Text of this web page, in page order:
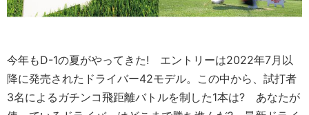
今年もD-1の夏がやってきた! エントリーは2022年7月以
降に発売されたドライバー42モデル。この中から、試打者
3名によるガチンコ飛距離バトルを制した1本は? あなたが